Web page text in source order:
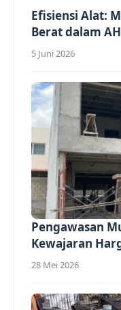
Efisiensi Alat:
Berat dalam
5 Juni 2026
Pengawasan
Kewajaran
28 Mei 2026